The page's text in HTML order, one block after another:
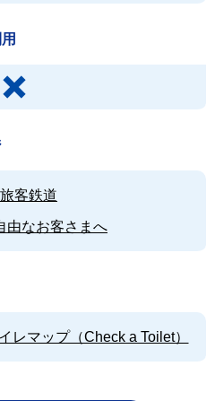
客鉄道
由なお客さまへ
レマップ（Check a Toilet）